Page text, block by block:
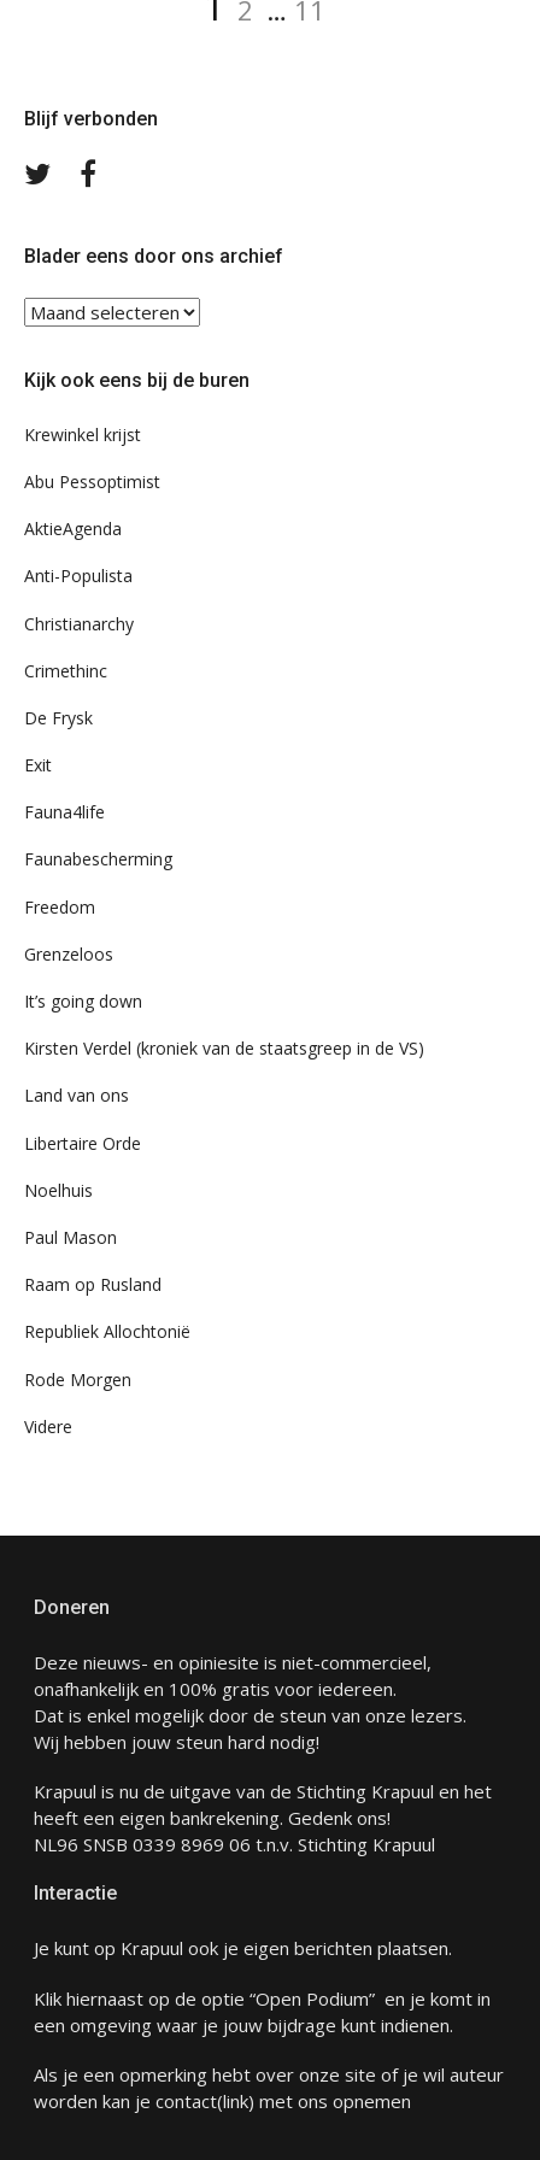
2 … 11
Blijf verbonden
Volg
Blader eens door ons archief
Blader
eens
ons
Kijk ook eens bij de buren
Krewinkel krijst
Abu Pessoptimist
AktieAgenda
Anti-Populista
Christianarchy
Crimethinc
De Frysk
Exit
Fauna4life
Faunabescherming
Freedom
Grenzeloos
It’s going down
Kirsten Verdel (kroniek van de staatsgreep in de VS)
Land van ons
Libertaire Orde
Noelhuis
Paul Mason
Raam op Rusland
Republiek Allochtonië
Rode Morgen
Videre
Doneren
Deze nieuws- en opiniesite is niet-commercieel,
onafhankelijk en 100% gratis voor iedereen.
Dat is enkel mogelijk door de steun van onze lezers.
Wij hebben jouw steun hard nodig!
Krapuul is nu de uitgave van de Stichting Krapuul en het
heeft een eigen bankrekening. Gedenk ons!
NL96 SNSB 0339 8969 06 t.n.v. Stichting Krapuul
Interactie
Je kunt op Krapuul ook je eigen berichten plaatsen.
Klik hiernaast op de optie “Open Podium” en je komt in
een omgeving waar je jouw bijdrage kunt indienen.
Als je een opmerking hebt over onze site of je wil auteur
worden kan je contact(link) met ons opnemen